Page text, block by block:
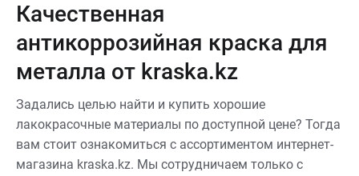
Качественная
антикоррозийная краска для
металла от kraska.kz
Задались целью найти и купить хорошие
лакокрасочные материалы по доступной цене? Тогда
вам стоит ознакомиться с ассортиментом интернет-
магазина kraska.kz. Мы сотрудничаем только с